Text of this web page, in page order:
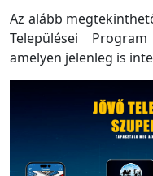
Az alább
Települései
amelyen jelenleg is